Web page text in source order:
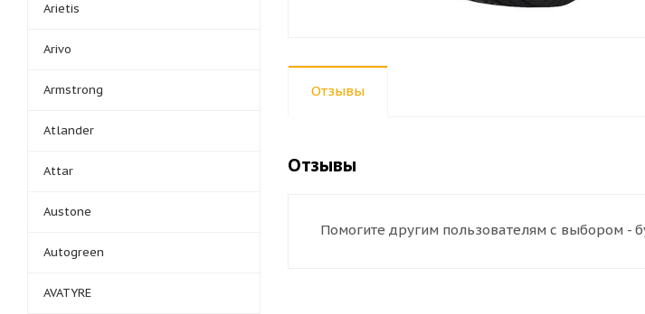
Отзывы
Отзывы
Помогите другим пользователям с выбором -
Arietis
Arivo
Armstrong
Atlander
Attar
Austone
Autogreen
AVATYRE